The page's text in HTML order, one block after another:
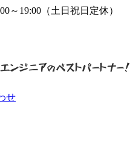
～19:00（土日祝日定休）
せ